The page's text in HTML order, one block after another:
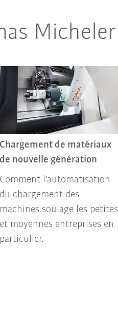
Micheler
Chargement de matériaux
de nouvelle génération
Comment l'automatisation
du chargement des
machines soulage les petites
et moyennes entreprises en
particulier.